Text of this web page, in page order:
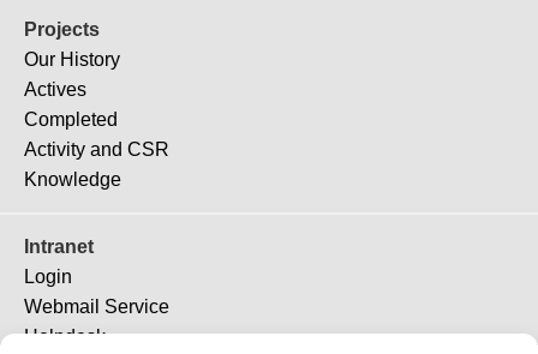
Projects
Our History
Actives
Completed
Activity and CSR
Knowledge
Intranet
Login
Webmail Service
Helpdesk